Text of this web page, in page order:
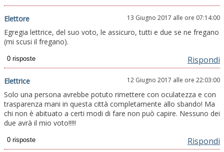
Elettore 13 Giugno 2017 alle ore 07:14:00
Egregia lettrice, del suo voto, le assicuro, tutti e due se ne fregano
(mi scusi il fregano).
Rispondi
Elettrice 12 Giugno 2017 alle ore 22:03:00
Solo una persona avrebbe potuto rimettere con oculatezza e con
trasparenza mani in questa città completamente allo sbando! Ma
chi non è abituato a certi modi di fare non può capire. Nessuno dei
due avrà il mio voto!!!!!
Rispondi